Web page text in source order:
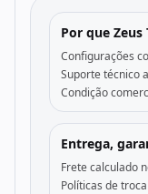
Por que Zeus
Configurações
Suporte técnico
Condição
Entrega,
Frete calculado
Políticas de